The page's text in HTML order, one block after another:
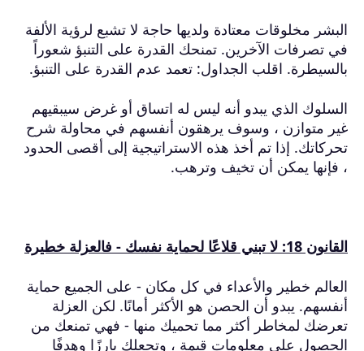
البشر مخلوقات معتادة ولديها حاجة لا تشبع لرؤية الألفة
في تصرفات الآخرين. تمنحك القدرة على التنبؤ شعوراً
بالسيطرة. اقلب الجداول: تعمد عدم القدرة على التنبؤ.
السلوك الذي يبدو أنه ليس له اتساق أو غرض سيبقيهم
غير متوازن ، وسوف يرهقون أنفسهم في محاولة شرح
تحركاتك. إذا تم أخذ هذه الاستراتيجية إلى أقصى الحدود
، فإنها يمكن أن تخيف وترهب.
القانون 18: لا تبني قلاعًا لحماية نفسك - فالعزلة خطيرة
العالم خطير والأعداء في كل مكان - على الجميع حماية
أنفسهم. يبدو أن الحصن هو الأكثر أمانًا. لكن العزلة
تعرضك لمخاطر أكثر مما تحميك منها - فهي تمنعك من
الحصول على معلومات قيمة ، وتجعلك بارزًا وهدفًا